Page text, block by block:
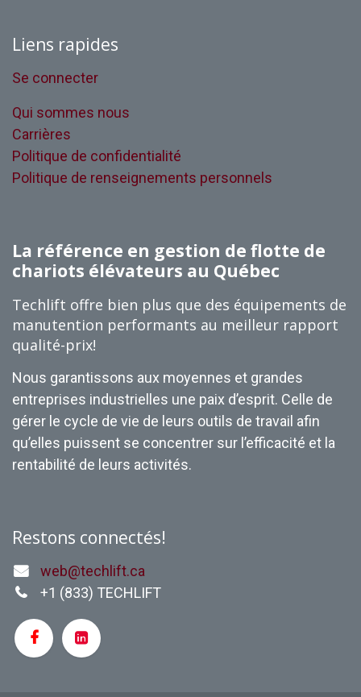
Liens rapides
Se connecter
Qui sommes nous
Carrières
Politique de confidentialité
Politique de renseignements personnels
La référence en gestion de flotte de
chariots élévateurs au Québec
Techlift offre bien plus que des équipements de
manutention performants au meilleur rapport
qualité-prix!
Nous garantissons aux moyennes et grandes
entreprises industrielles une paix d’esprit. Celle de
gérer le cycle de vie de leurs outils de travail afin
qu’elles puissent se concentrer sur l’efficacité et la
rentabilité de leurs activités.
Restons connectés!
web@techlift.ca
+1 (833) TECHLIFT